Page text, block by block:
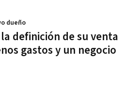
definición de su venta
gastos y un negocio
dueño